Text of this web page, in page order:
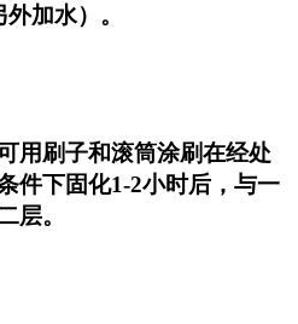
加水）。
用刷子和滚筒涂刷在经处
件下固化1-2小时后，与一
层。